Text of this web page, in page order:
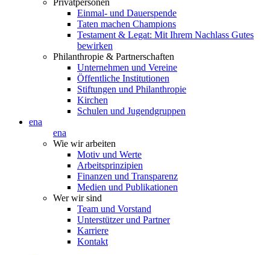
Privatpersonen
Einmal- und Dauerspende
Taten machen Champions
Testament & Legat: Mit Ihrem Nachlass Gutes
bewirken
Philanthropie & Partnerschaften
Unternehmen und Vereine
Öffentliche Institutionen
Stiftungen und Philanthropie
Kirchen
Schulen und Jugendgruppen
ena
ena
Wie wir arbeiten
Motiv und Werte
Arbeitsprinzipien
Finanzen und Transparenz
Medien und Publikationen
Wer wir sind
Team und Vorstand
Unterstützer und Partner
Karriere
Kontakt